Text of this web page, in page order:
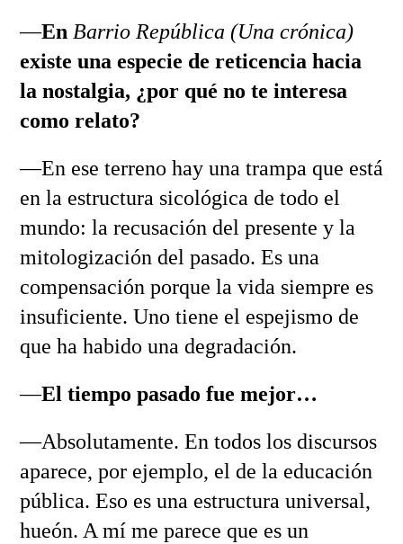
—En Barrio República (Una crónica)
existe una especie de reticencia hacia
la nostalgia, ¿por qué no te interesa
como relato?
—En ese terreno hay una trampa que está
en la estructura sicológica de todo el
mundo: la recusación del presente y la
mitologización del pasado. Es una
compensación porque la vida siempre es
insuficiente. Uno tiene el espejismo de
que ha habido una degradación.
—El tiempo pasado fue mejor…
—Absolutamente. En todos los discursos
aparece, por ejemplo, el de la educación
pública. Eso es una estructura universal,
hueón. A mí me parece que es un